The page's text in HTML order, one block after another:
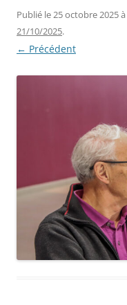
Publié le25 octobre 2025à
21/10/2025.
← Précédent